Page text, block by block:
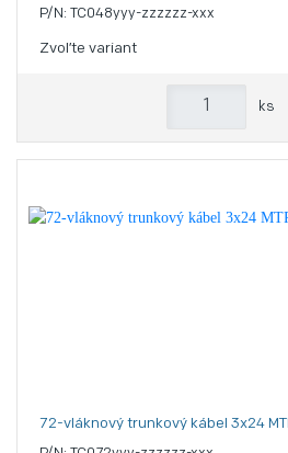
P/N: TC048yyy-zzzzzz-xxx
Zvoľte variant
ks
72-vláknový trunkový kábel 3x24